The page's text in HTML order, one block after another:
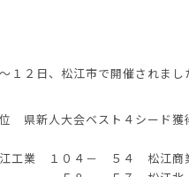
１２日、松江市で開催されまし
県新人大会ベスト４シード獲
工業 １０４－ ５４ 松江商